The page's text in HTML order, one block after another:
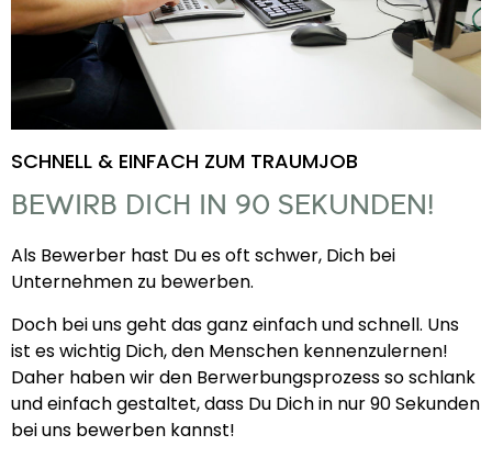
SCHNELL & EINFACH ZUM TRAUMJOB
BEWIRB DICH IN 90 SEKUNDEN!
Als Bewerber hast Du es oft schwer, Dich bei
Unternehmen zu bewerben.
Doch bei uns geht das ganz einfach und schnell. Uns
ist es wichtig Dich, den Menschen kennenzulernen!
Daher haben wir den Berwerbungsprozess so schlank
und einfach gestaltet, dass Du Dich in nur 90 Sekunden
bei uns bewerben kannst!